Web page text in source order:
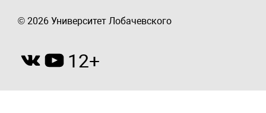
© 2026 Университет Лобачевского
12+